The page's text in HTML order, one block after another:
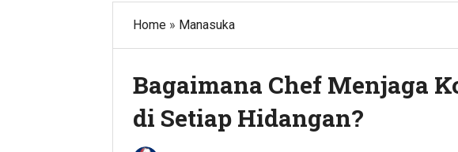
Home » Manasuka
Bagaimana Chef Menjaga
di Setiap Hidangan?